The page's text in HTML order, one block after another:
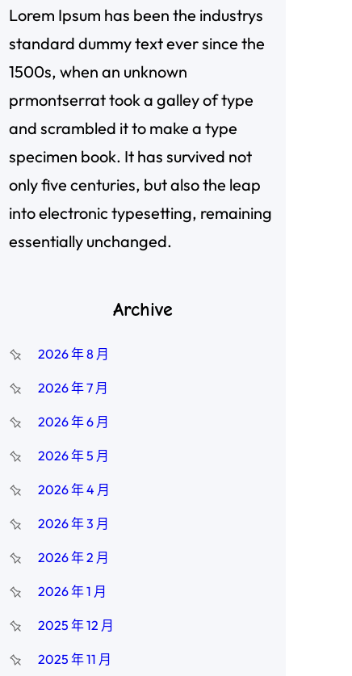
Lorem Ipsum has been the industrys
standard dummy text ever since the
1500s, when an unknown
prmontserrat took a galley of type
and scrambled it to make a type
specimen book. It has survived not
only five centuries, but also the leap
into electronic typesetting, remaining
essentially unchanged.
Archive
2026 年 8 月
2026 年 7 月
2026 年 6 月
2026 年 5 月
2026 年 4 月
2026 年 3 月
2026 年 2 月
2026 年 1 月
2025 年 12 月
2025 年 11 月